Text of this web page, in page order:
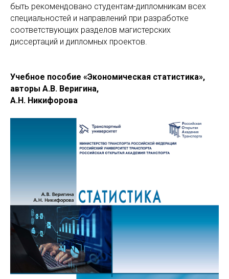
быть рекомендовано студентам-дипломникам всех
специальностей и направлений при разработке
соответствующих разделов магистерских
диссертаций и дипломных проектов.
Учебное пособие «Экономическая статистика»,
авторы А.В. Веригина,
А.Н. Никифорова